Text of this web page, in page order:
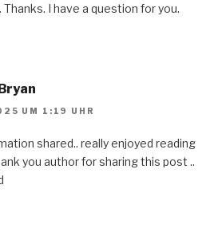
I have a question for you.
UM 1:19 UHR
shared.. really enjoyed reading
you author for sharing this post ..